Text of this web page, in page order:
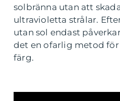
solbränna utan att
ultravioletta strålar.
utan sol endast
det en ofarlig metod för
färg.